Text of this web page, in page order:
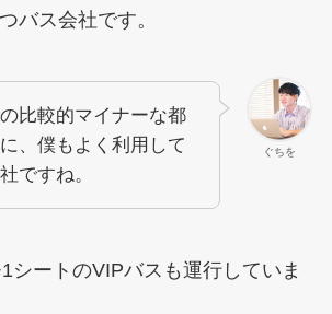
バス会社です。
ぐちを
比較的マイナーな都
、僕もよく利用して
ですね。
シートのVIPバスも運行していま